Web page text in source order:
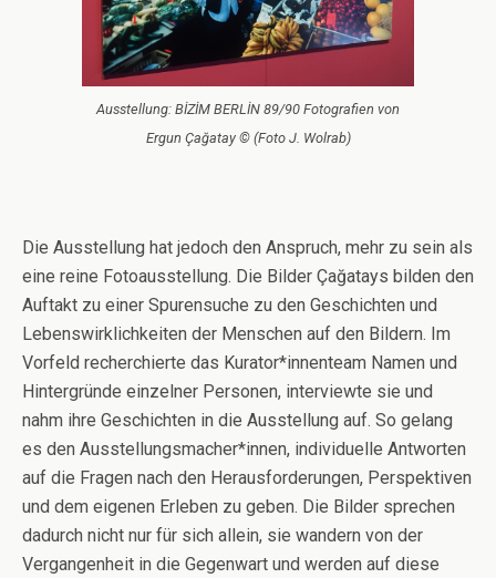
Ausstellung: BİZİM BERLİN 89/90 Fotografien von
Ergun Çağatay © (Foto J. Wolrab)
Die Ausstellung hat jedoch den Anspruch, mehr zu sein als
eine reine Fotoausstellung. Die Bilder Çağatays bilden den
Auftakt zu einer Spurensuche zu den Geschichten und
Lebenswirklichkeiten der Menschen auf den Bildern. Im
Vorfeld recherchierte das Kurator*innenteam Namen und
Hintergründe einzelner Personen, interviewte sie und
nahm ihre Geschichten in die Ausstellung auf. So gelang
es den Ausstellungsmacher*innen, individuelle Antworten
auf die Fragen nach den Herausforderungen, Perspektiven
und dem eigenen Erleben zu geben. Die Bilder sprechen
dadurch nicht nur für sich allein, sie wandern von der
Vergangenheit in die Gegenwart und werden auf diese